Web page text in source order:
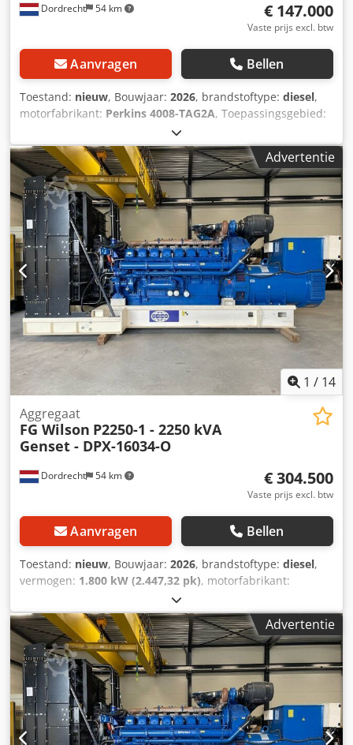
Dordrecht 54 km € 147.000
Vaste prijs excl. btw
Aanvragen Bellen
Toestand: nieuw, Bouwjaar: 2026, brandstoftype: diesel,
motorfabrikant: Perkins 4008-TAG2A, Toepassingsgebied:
bouw Leeggewicht: 7.408 kg Generatorvermogen: 1.100 kVA
Afmetingen laadruimte: 498 x 205 x 216 cm CE-markering:
ja Land van productie: CN Neem contact op met Team DPX
voor meer informatie. = Verdere opties en accessoires = -
Accu - Bedieningspaneel Dedpsyqmhzjfx Acaokr
Advertentie
1 / 14
Dordrecht 54 km
Aggregaat
FG Wilson P2250-1 - 2250 kVA
Genset - DPX-16034-O
€ 304.500
Vaste prijs excl. btw
Aanvragen Bellen
Toestand: nieuw, Bouwjaar: 2026, brandstoftype: diesel,
vermogen: 1.800 kW (2.447,32 pk), motorfabrikant:
, Toepassingsdoel: Bouw
Leeggewicht: 12.528 kg Generatorvermogen: 2.250 kVA
Afmetingen laadruimte: 584 x 218 x 261 cm CE-markering:
ja Land van productie: CN Neem contact op met het DPX-
team voor meer informatie. = Verdere opties en
toebehoren = Dedpfx Acewbng Usaokr - Accu -
Bedieningspaneel
Advertentie